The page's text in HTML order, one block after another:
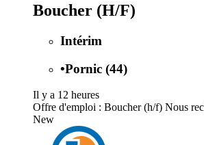
Boucher (H/F)
Intérim
•Pornic (44)
Il y a 12 heures
Offre d'emploi : Boucher (h/f) Nous
New